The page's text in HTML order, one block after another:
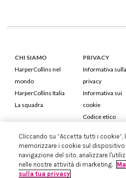
CHI SIAMO
HarperCollins nel
mondo
HarperCollins Italia
La squadra
PRIVACY
Informativa sulla
privacy
Informativa sui
cookie
Codice etico
HarperCollins Italia S.p.A.
Cod. Fiscale e P.IVA
Iscritta in Milano al Registro delle
Cliccando su “Accetta tutti i
memorizzare i cookie sul dispositivo
navigazione del sito, analizzare
nelle nostre attività di marketing.
sulla tua privacy